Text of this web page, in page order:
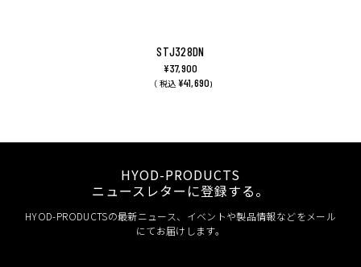
STJ328DN
¥37,900
（ 税込 ¥41,690)
HYOD-PRODUCTS
ニュースレターに登録する。
HYOD-PRODUCTSの最新ニュース、イベントや製品情報などをメール
にてお届けします。